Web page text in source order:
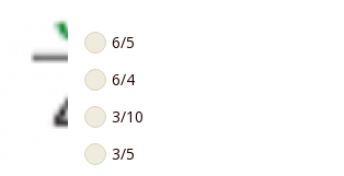
6/5
6/4
3/10
3/5